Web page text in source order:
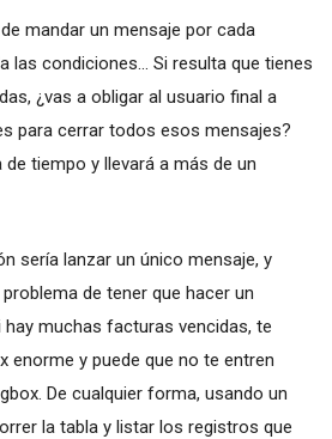
mandar un mensaje por cada
las condiciones... Si resulta que tienes
¿vas a obligar al usuario final a
para cerrar todos esos mensajes?
de tiempo y llevará a más de un
sería lanzar un único mensaje, y
de tener que hacer un
muchas facturas vencidas, te
enorme y puede que no te entren
De cualquier forma, usando un
la tabla y listar los registros que